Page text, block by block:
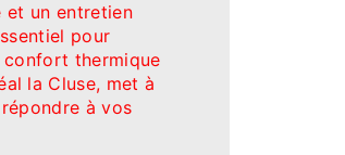
et un entretien
pour
thermique
la Cluse, met à
à vos